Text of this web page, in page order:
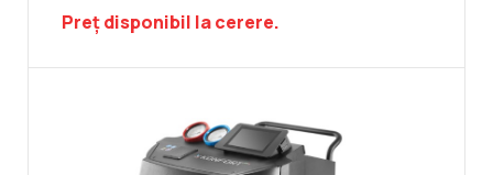
Preț disponibil la cerere.